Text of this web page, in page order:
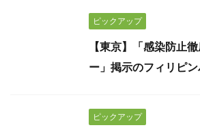
ピックアップ
【東京】「感染防止
ー」掲示のフィリピ
ピックアップ